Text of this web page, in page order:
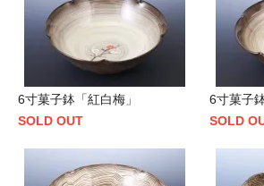
6寸菓子鉢「紅白梅」
SOLD OUT
6寸菓子
SOLD